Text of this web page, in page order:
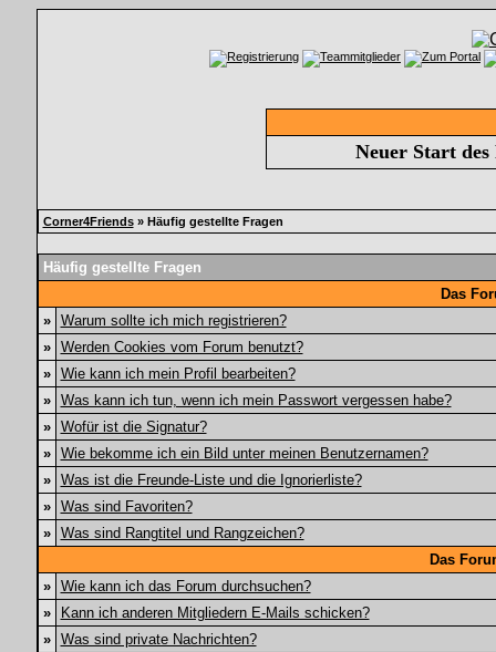
Neuer Start
Corner4Friends» Häufig gestellte Fragen
Häufig gestellte Fragen
Das
»
Warum sollte ich mich registrieren?
»
Werden Cookies vom Forum benutzt?
»
Wie kann ich mein Profil bearbeiten?
»
Was kann ich tun, wenn ich mein Passwort vergessen habe?
»
Wofür ist die Signatur?
»
Wie bekomme ich ein Bild unter meinen Benutzernamen?
»
Was ist die Freunde-Liste und die Ignorierliste?
»
Was sind Favoriten?
»
Was sind Rangtitel und Rangzeichen?
Das
»
Wie kann ich das Forum durchsuchen?
»
Kann ich anderen Mitgliedern E-Mails schicken?
»
Was sind private Nachrichten?